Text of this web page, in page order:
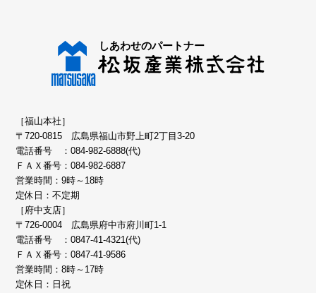
［福山本社］
〒720-0815 広島県福山市野上町2丁目3-20
電話番号 ：084-982-6888(代)
ＦＡＸ番号：084-982-6887
営業時間：9時～18時
定休日：不定期
［府中支店］
〒726-0004 広島県府中市府川町1-1
電話番号 ：0847-41-4321(代)
ＦＡＸ番号：0847-41-9586
営業時間：8時～17時
定休日：日祝